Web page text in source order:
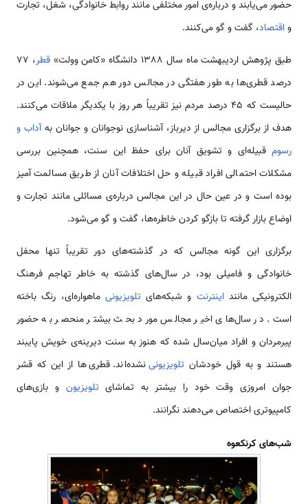
حضور می‌یابند و درباره‌ی امور مختلفی مانند روابط خانوادگی، شغل، تجارت
واقتصاد، گفت و گو می‌کنند.
طبق پژوهش اردیبهشت ماه سال 1388 دانشگاه «کامن وولت» قطر ، 77
درصد قطری‌ها به طور هفتگی در مجالس دور هم جمع می‌شوند. این در
حالیست که 45 درصد مردم نیز تقریباً هر روز با یکدیگر ملاقات می‌کنند.
هدف از برگزاری مجالس از دیرباز، آشناسازی نوجوانان و جوانان بهآداب و
رسوم قبیله‌ای و تشویق آنان برای حفظ این سنت، همچنین بررسی
مشکلات احتمالی افراد قبیله و حل اختلافات آنان از طریق مسالمت آمیز
بوده است و در عین حال در این مجالس درباره‌ی مسائلی مانند تجارت و
اوضاع بازار گرفته تا بازگو کردن خاطره‌ها، گفت و گو می‌شود.
برگزاری این گونه مجالس که در گذشته‌های دور تقریباً تنها محفل
خانوادگی و فامیلی بود، در سال‌های گذشته به خاطر تهاجم فرهنگ
الکترونیکی ماننداینترنت و شبکه‌های تلویزیونی ماهواره‌ای، رنگ باخته
است. در سال‌های اخیر مجالس مورد بحث بیشتر منحصر به حضور
پیرمردان و افراد میان‌سال شده که هنوز به سنت دیرینه‌ی خویش پایبند
هستند و به قول خودشان تلویزیونینشده‌اند. قطری‌ها از این که قشر
جوان امروزی وقت خود را بیشتر به تماشای تلویزیون‌ و بازی‌های
کامپیوتری اختصاص می‌دهند نگرانند.
شب‌های کرنکعوه